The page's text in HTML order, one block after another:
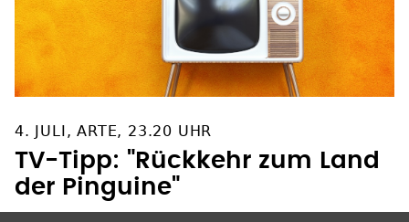
TV-Tipp: "Rückkehr zum Land
der Pinguine"